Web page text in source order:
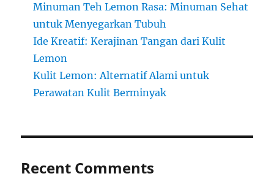
Minuman Teh Lemon Rasa: Minuman Sehat
untuk Menyegarkan Tubuh
Ide Kreatif: Kerajinan Tangan dari Kulit
Lemon
Kulit Lemon: Alternatif Alami untuk
Perawatan Kulit Berminyak
Recent Comments